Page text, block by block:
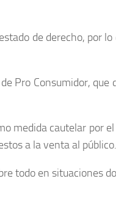
de derecho, por
Pro Consumidor,
medida cautelar por
a la venta al público.
todo en situaciones